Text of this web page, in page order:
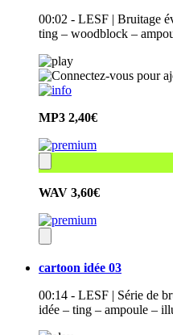
00:02 - LESF | Bruitage
ting – woodblock –
MP3 2,40€
WAV 3,60€
cartoon idée 03
00:14 - LESF | Série de
idée – ting – ampoule –